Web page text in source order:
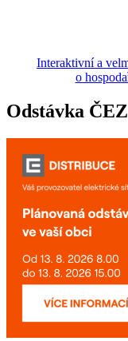
Interaktivní a
o
Odstávka ČEZ